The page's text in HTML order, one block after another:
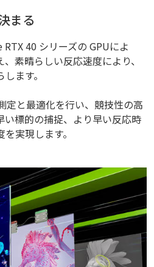
まる
40 シリーズの GPUによ
素晴らしい反応速度により、
ます。
定と最適化を行い、競技性の高
い標的の捕捉、より早い反応時
実現します。